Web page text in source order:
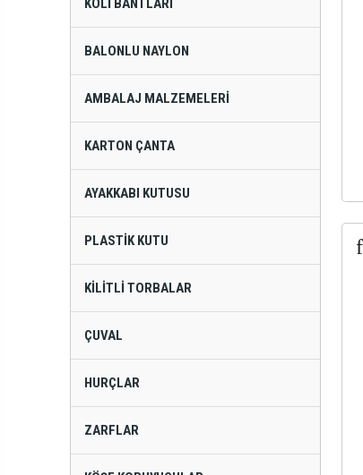
KOLI BANTLARI
BALONLU NAYLON
AMBALAJ MALZEMELERI
KARTON ÇANTA
AYAKKABI KUTUSU
PLASTIK KUTU
KILITLI TORBALAR
ÇUVAL
HURÇLAR
ZARFLAR